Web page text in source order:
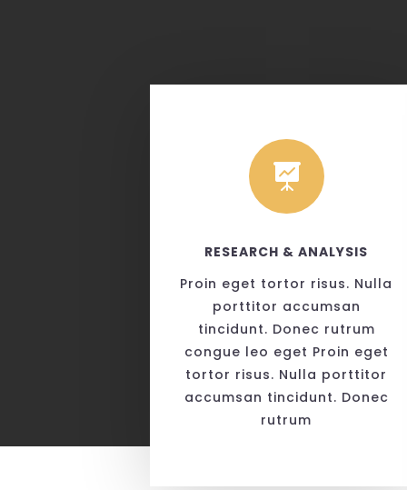

RESEARCH & ANALYSIS
Proin eget tortor risus. Nulla
porttitor accumsan
tincidunt. Donec rutrum
congue leo eget Proin eget
tortor risus. Nulla porttitor
accumsan tincidunt. Donec
rutrum